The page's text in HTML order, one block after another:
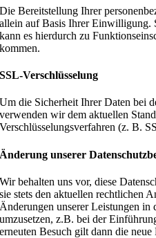
Die Bereitstellung Ihrer
allein auf Basis Ihrer Einwilligung.
kann es hierdurch zu
kommen.
SSL-Verschlüsselung
Um die Sicherheit Ihrer Daten bei
verwenden wir dem aktuellen
Verschlüsselungsverfahren (z. B.
Änderung unserer
Wir behalten uns vor, diese
sie stets den aktuellen rechtlichen
Änderungen unserer Leistungen in
umzusetzen, z.B. bei der
erneuten Besuch gilt dann die